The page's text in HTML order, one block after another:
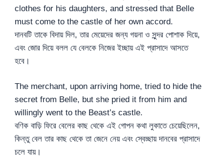
clothes for his daughters, and stressed that Belle
must come to the castle of her own accord.
দানবটি তাকে বিদায় দিল, তার মেয়েদের জন্য গয়না ও সুন্দর পোশাক দিয়ে,
এবং জোর দিয়ে বলল যে বেলকে নিজের ইচ্ছায় এই প্রাসাদে আসতে
হবে।
The merchant, upon arriving home, tried to hide the
secret from Belle, but she pried it from him and
willingly went to the Beast’s castle.
বণিক বাড়ি ফিরে বেলের কাছ থেকে এই গোপন কথা লুকাতে চেয়েছিলেন,
কিন্তু বেল তার কাছ থেকে তা জেনে নেয় এবং স্বেচ্ছায় দানবের প্রাসাদে
চলে যায়।